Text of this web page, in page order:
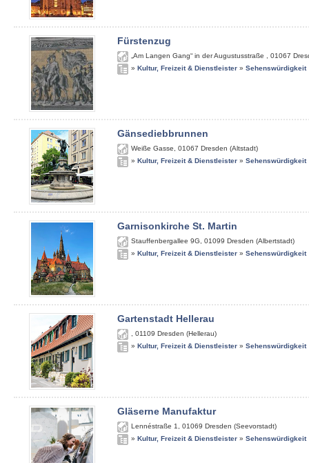
Fürstenzug
„Am Langen Gang“ in der Augustusstraße 01067
» Kultur, Freizeit & Dienstleister » Sehenswürdigkeit
Gänsediebbrunnen
Weiße Gasse 01067 Dresden (Altstadt)
» Kultur, Freizeit & Dienstleister » Sehenswürdigkeit
Garnisonkirche St. Martin
Stauffenbergallee 9G 01099 Dresden (Albertstadt)
» Kultur, Freizeit & Dienstleister » Sehenswürdigkeit
Gartenstadt Hellerau
01109 Dresden (Hellerau)
» Kultur, Freizeit & Dienstleister » Sehenswürdigkeit
Gläserne Manufaktur
Lennéstraße 1 01069 Dresden (Seevorstadt)
» Kultur, Freizeit & Dienstleister » Sehenswürdigkeit